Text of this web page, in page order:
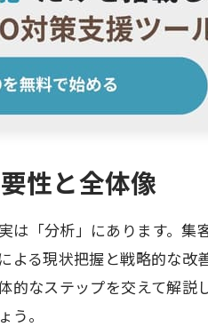
性と全体像
は「分析」にあります。集
る現状把握と戦略的な改
的なステップを交えて解説
う。